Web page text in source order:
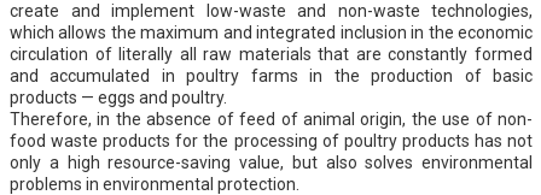
create and implement low-waste and non-waste technologies,
which allows the maximum and integrated inclusion in the economic
circulation of literally all raw materials that are constantly formed
and accumulated in poultry farms in the production of basic
products — eggs and poultry.
Therefore, in the absence of feed of animal origin, the use of non-
food waste products for the processing of poultry products has not
only a high resource-saving value, but also solves environmental
problems in environmental protection.